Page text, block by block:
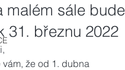
malém sále bude
31. březnu 2022
vám, že od 1. dubna